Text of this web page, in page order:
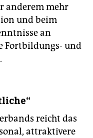
anderem mehr
und beim
an
Fortbildungs- und
reicht das
attraktivere